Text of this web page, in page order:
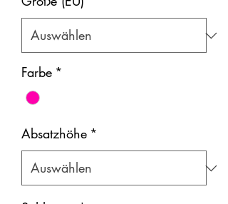
Farbe *
Absatzhöhe *